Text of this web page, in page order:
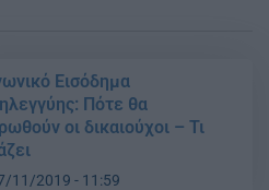
Εισόδημα
Πότε θα
οι δικαιούχοι – Τι
11/2019 - 11:59